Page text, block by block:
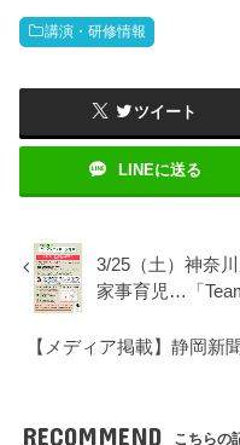
講演・研修情報
ツイート
LINEに送る
3/25（土）神奈
家事育児…「
【メディア掲載】静岡新
RECOMMEND こちらの